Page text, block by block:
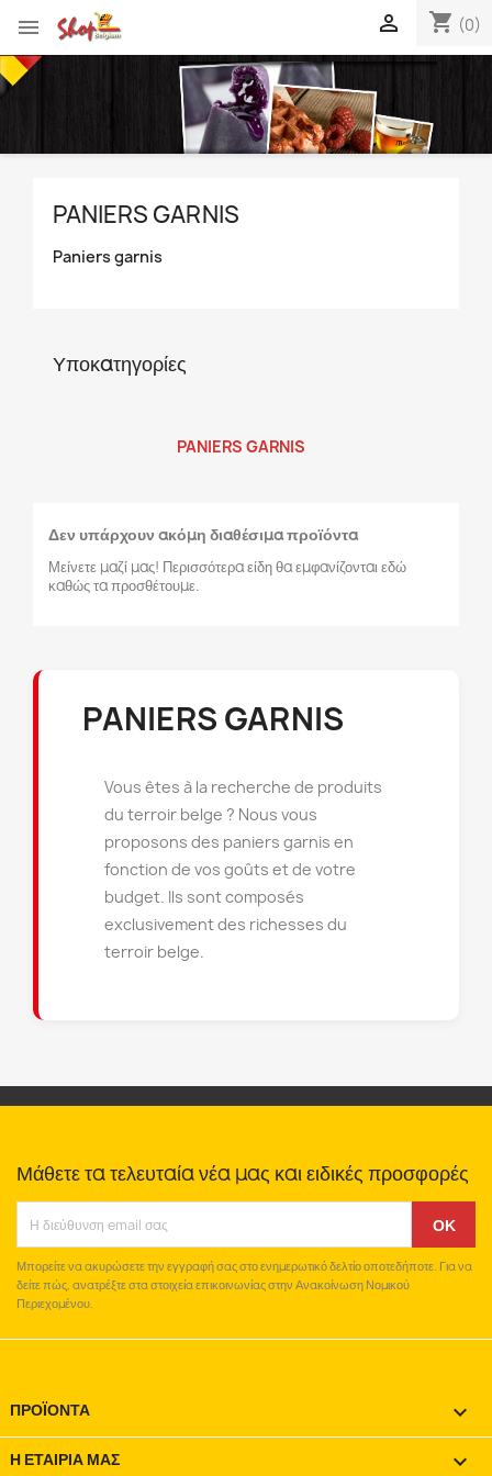
Créer une nouvelle liste
Δημιουργία λίστα επιθυμητών
Ακύρωση Δημιουργία λίστα επιθυμητών
((modalTitle))
((cancelText)) ((modalDeleteText))
Σύνδεση
επιθυμητών.
Ακύρωση
 shopping_cart (0)

PANIERS GARNIS
Paniers garnis
Υποκατηγορίες
PANIERS GARNIS
Δεν υπάρχουν ακόμη διαθέσιμα προϊόντα
Μείνετε μαζί μας! Περισσότερα είδη θα εμφανίζονται εδώ
καθώς τα προσθέτουμε.
PANIERS GARNIS
Vous êtes à la recherche de produits
du terroir belge ? Nous vous
proposons des paniers garnis en
fonction de vos goûts et de votre
budget. Ils sont composés
exclusivement des richesses du
terroir belge.
Μάθετε τα τελευταία νέα μας και ειδικές προσφορές
Μπορείτε να ακυρώσετε την εγγραφή σας στο ενημερωτικό δελτίο οποτεδήποτε. Για να
δείτε πώς, ανατρέξτε στα στοιχεία επικοινωνίας στην Ανακοίνωση Νομικού
Περιεχομένου.
ΠΡΟΪΌΝΤΑ 
Η ΕΤΑΙΡΊΑ ΜΑΣ 